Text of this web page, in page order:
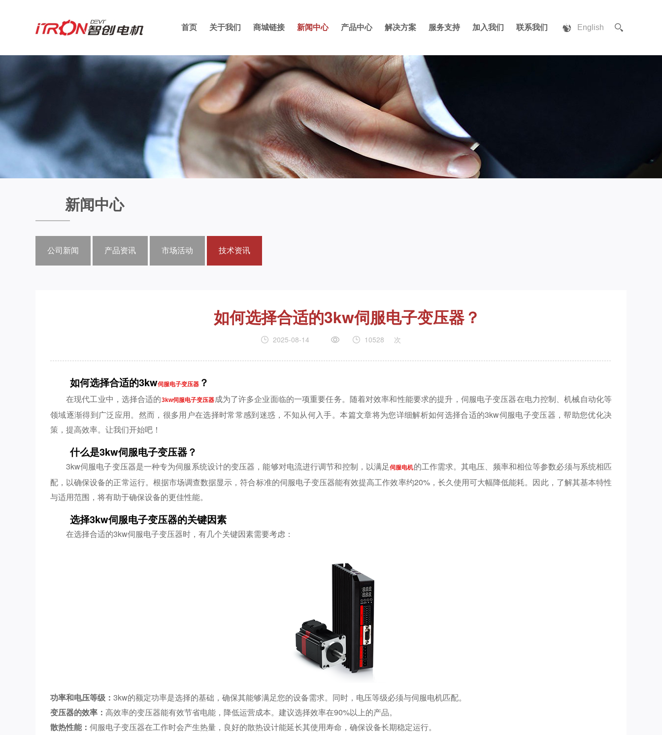
首页 关于我们 商城链接 新闻中心 产品中心 解决方案 服务支持 加入我们 联系我们 English
新闻中心
公司新闻 产品资讯 市场活动 技术资讯
如何选择合适的3kw伺服电子变压器？
2025-08-14 10528 次
如何选择合适的3kw伺服电子变压器 ？
在现代工业中，选择合适的3kw伺服电子变压器成为了许多企业面临的一项重要任务。随着对效率和性能要求的提升，伺服电子变压器在电力控制、机械自动化等
领域逐渐得到广泛应用。然而，很多用户在选择时常常感到迷惑，不知从何入手。本篇文章将为您详细解析如何选择合适的3kw伺服电子变压器，帮助您优化决
策，提高效率。让我们开始吧！
什么是3kw伺服电子变压器？
3kw伺服电子变压器是一种专为伺服系统设计的变压器，能够对电流进行调节和控制，以满足伺服电机的工作需求。其电压、频率和相位等参数必须与系统相匹
配，以确保设备的正常运行。根据市场调查数据显示，符合标准的伺服电子变压器能有效提高工作效率约20%，长久使用可大幅降低能耗。因此，了解其基本特性
与适用范围，将有助于确保设备的更佳性能。
选择3kw伺服电子变压器的关键因素
在选择合适的3kw伺服电子变压器时，有几个关键因素需要考虑：
功率和电压等级： 3kw的额定功率是选择的基础，确保其能够满足您的设备需求。同时，电压等级必须与伺服电机匹配。
变压器的效率： 高效率的变压器能有效节省电能，降低运营成本。建议选择效率在90%以上的产品。
散热性能： 伺服电子变压器在工作时会产生热量，良好的散热设计能延长其使用寿命，确保设备长期稳定运行。